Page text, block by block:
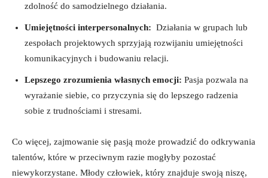
zdolność do ​samodzielnego działania.
Umiejętności interpersonalnych: ‍ Działania w grupach lub‍
zespołach projektowych sprzyjają rozwijaniu umiejętności
⁤komunikacyjnych i budowaniu relacji.
Lepszego zrozumienia własnych emocji: Pasja pozwala na
wyrażanie‍ siebie, co przyczynia się do lepszego radzenia
sobie z⁢ trudnościami i ⁣stresami.
Co więcej, zajmowanie się‍ pasją może⁤ prowadzić do ⁣odkrywania
talentów, które w przeciwnym‌ razie mogłyby pozostać
niewykorzystane. Młody człowiek, który znajduje swoją niszę,​